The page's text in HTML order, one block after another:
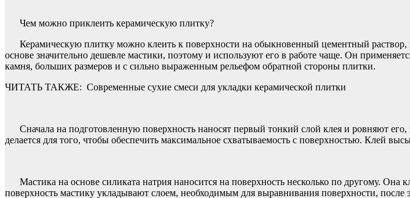
Чем можно приклеить керамическую плитку?
Керамическую плитку можно клеить к поверхности на обыкновенный цементный
основе значительно дешевле мастики, поэтому и используют его в работе чаще. Он
камня, больших размеров и с сильно выраженным рельефом обратной стороны плитки.
ЧИТАТЬ ТАКЖЕ: Современные сухие смеси для укладки керамической плитки
Сначала на подготовленную поверхность наносят первый тонкий слой клея и ровняют
делается для того, чтобы обеспечить максимальное схватываемость с поверхностью. Клей
Мастика на основе силиката натрия наносится на поверхность несколько по другому.
поверхность мастику укладывают слоем, необходимым для выравнивания поверхности, после